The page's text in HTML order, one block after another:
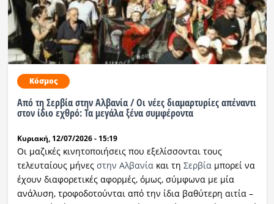
Κόσμος
Από τη Σερβία στην Αλβανία / Οι νέες διαμαρτυρίες απέναντι
στον ίδιο εχθρό: Τα μεγάλα ξένα συμφέροντα
Κυριακή, 12/07/2026 - 15:19
Οι μαζικές κινητοποιήσεις που εξελίσσονται τους
τελευταίους μήνες στην Αλβανίακαι τη Σερβίαμπορεί να
έχουν διαφορετικές αφορμές, όμως, σύμφωνα με μία
ανάλυση, τροφοδοτούνται από την ίδια βαθύτερη αιτία –